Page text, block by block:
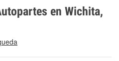
en Wichita,